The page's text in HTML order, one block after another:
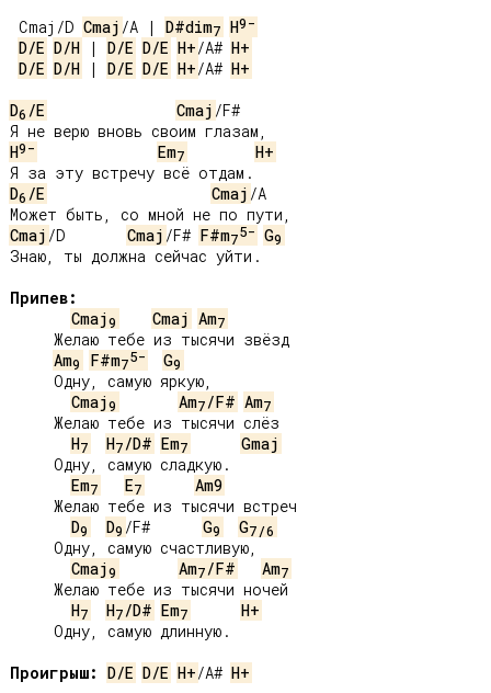
Cmaj/D Cmaj /A | D#dim7 H9-
D/E D/H | D/E D/E H+/A# H+
D/E D/H | D/E D/E H+/A# H+
D6 /E Cmaj /F#
H9- Em7
H+
D6 /E Cmaj /A
Cmaj /D Cmaj /F# F#m75- G9
Знаю, ты должна сейчас уйти.
Припев:
Cmaj9 Cmaj Am7
Am9 F#m75- G9
Cmaj9 Am7/F# Am7
H7 H7/D# Em7
Gmaj
Em7 E7
Am9
D9 D9 /F# G9 G7/6
Cmaj9 Am7/F# Am7
H7 H7/D# Em7
H+
Проигрыш: D/E D/E H+/A# H+